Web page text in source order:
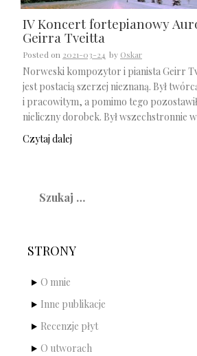
IV Koncert fortepianowy
Geirra Tveitta
Posted on 2021-03-24 by Oskar
Norweski kompozytor i pianista Geirr
jest postacią szerzej nieznaną. Był
i pracowitym, a pomimo tego
nieliczny dorobek. Był wszechstronnie
Czytaj dalej
STRONY
O mnie
Inne publikacje
Recenzje płyt
O utworach